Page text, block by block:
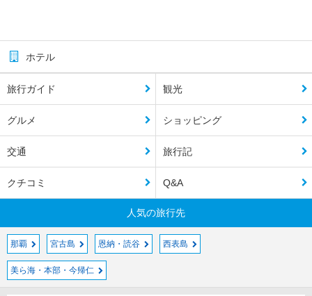
ホテル
旅行ガイド 観光
グルメ ショッピング
交通 旅行記
クチコミ Q&A
人気の旅行先
那覇 宮古島 恩納・読谷 西表島
美ら海・本部・今帰仁